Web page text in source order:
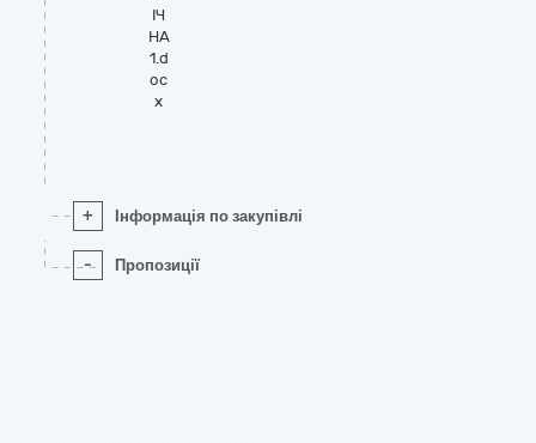
ІЧ
НА
1.d
oc
x
+ Інформація по закупівлі
- Пропозиції